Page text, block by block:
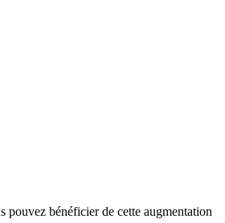
pouvez bénéficier de cette augmentation